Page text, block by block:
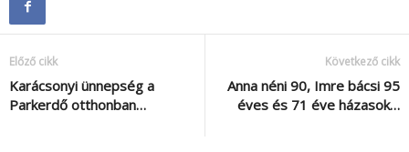
Előző cikk
Karácsonyi ünnepség a
Parkerdő otthonban…
Következő cikk
Anna néni 90, Imre bácsi 95
éves és 71 éve házasok…